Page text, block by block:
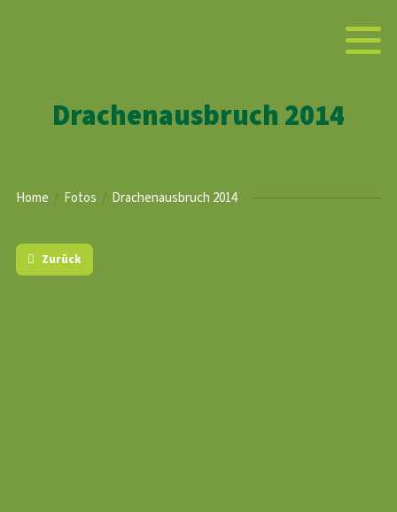
Drachenausbruch 2014
Home Fotos Drachenausbruch 2014
Zurück